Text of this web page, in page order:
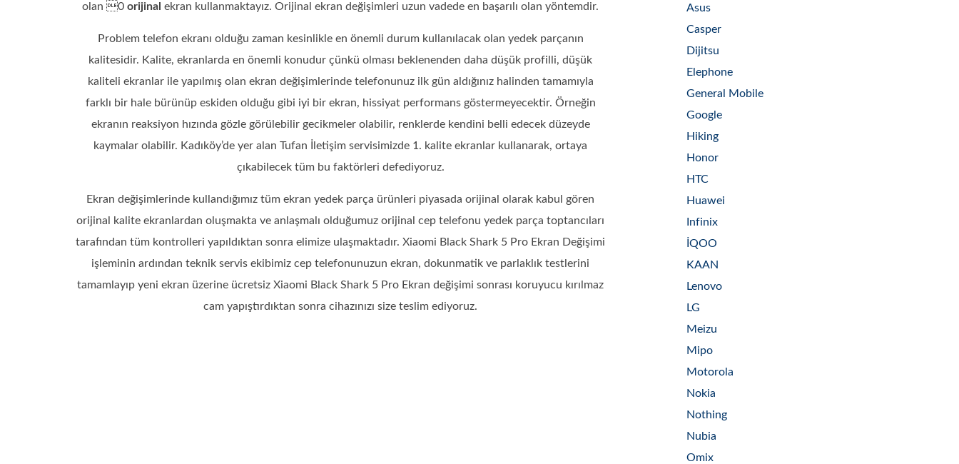
olan 0 orijinal ekran kullanmaktayız. Orijinal ekran değişimleri uzun vadede en başarılı olan yöntemdir.
Problem telefon ekranı olduğu zaman kesinlikle en önemli durum kullanılacak olan yedek parçanın
kalitesidir. Kalite, ekranlarda en önemli konudur çünkü olması beklenenden daha düşük profilli, düşük
kaliteli ekranlar ile yapılmış olan ekran değişimlerinde telefonunuz ilk gün aldığınız halinden tamamıyla
farklı bir hale bürünüp eskiden olduğu gibi iyi bir ekran, hissiyat performans göstermeyecektir. Örneğin
ekranın reaksiyon hızında gözle görülebilir gecikmeler olabilir, renklerde kendini belli edecek düzeyde
kaymalar olabilir. Kadıköy’de yer alan Tufan İletişim servisimizde 1. kalite ekranlar kullanarak, ortaya
çıkabilecek tüm bu faktörleri defediyoruz.
Ekran değişimlerinde kullandığımız tüm ekran yedek parça ürünleri piyasada orijinal olarak kabul gören
orijinal kalite ekranlardan oluşmakta ve anlaşmalı olduğumuz orijinal cep telefonu yedek parça toptancıları
tarafından tüm kontrolleri yapıldıktan sonra elimize ulaşmaktadır. Xiaomi Black Shark 5 Pro Ekran Değişimi
işleminin ardından teknik servis ekibimiz cep telefonunuzun ekran, dokunmatik ve parlaklık testlerini
tamamlayıp yeni ekran üzerine ücretsiz Xiaomi Black Shark 5 Pro Ekran değişimi sonrası koruyucu kırılmaz
cam yapıştırdıktan sonra cihazınızı size teslim ediyoruz.
Asus
Casper
Dijitsu
Elephone
General Mobile
Google
Hiking
Honor
HTC
Huawei
Infinix
İQOO
KAAN
Lenovo
LG
Meizu
Mipo
Motorola
Nokia
Nothing
Nubia
Omix